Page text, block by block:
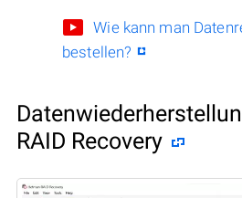
Wie kann man
bestellen?
RAID Recovery